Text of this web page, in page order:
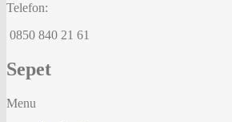
Telefon:
0850 840 21 61
Sepet
Menu